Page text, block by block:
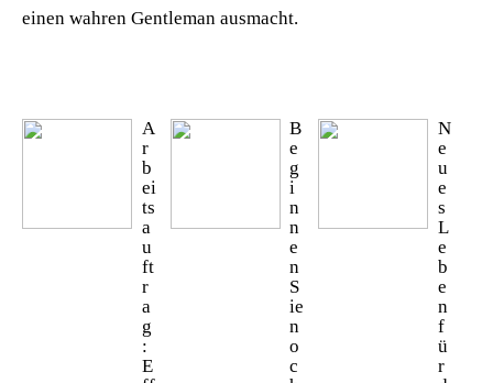
einen wahren Gentleman ausmacht.
A
r
b
ei
ts
a
u
ft
r
a
g
:
E
B
e
g
i
n
n
e
n
S
ie
n
o
c
N
e
u
e
s
L
e
b
e
n
f
ü
r